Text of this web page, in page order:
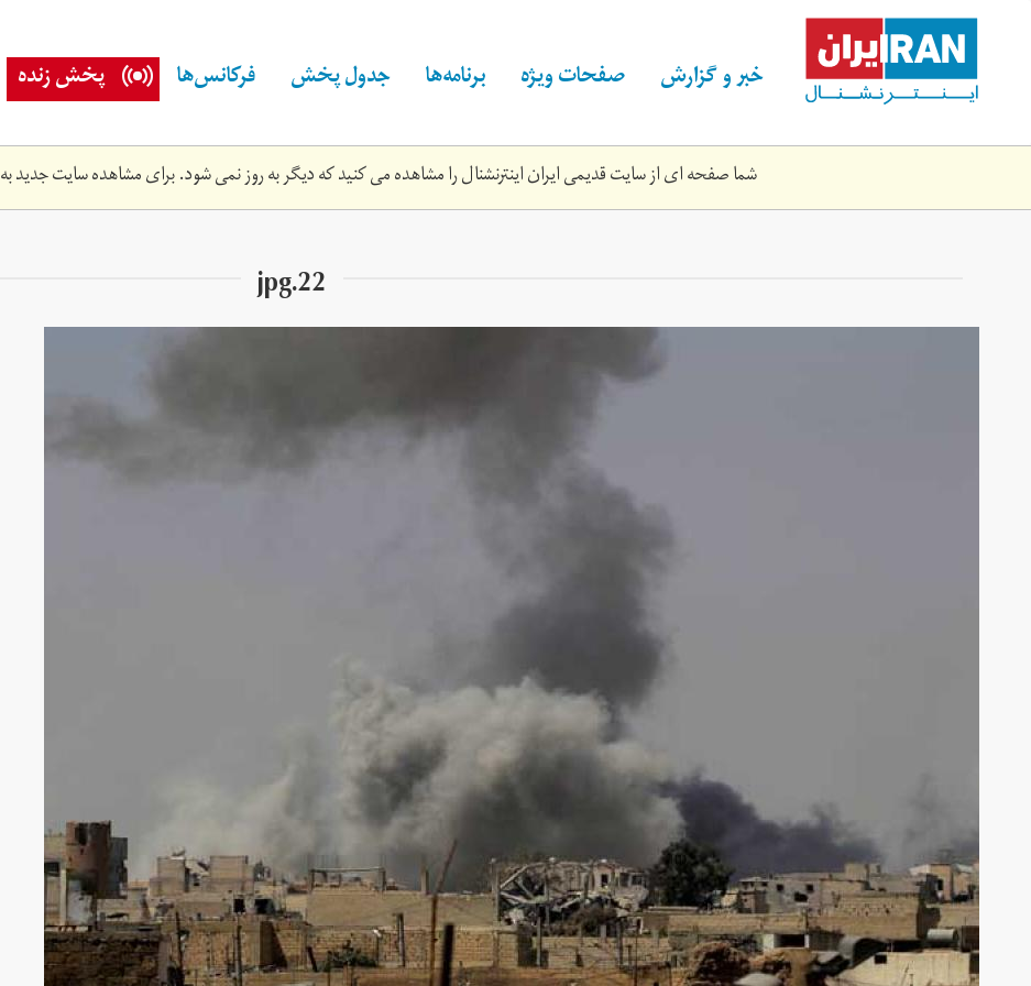
content خبر و گزارش صفحات ویژه برنامه‌ها جدول پخش فرکانس‌ها پخش زنده
شما صفحه ای از سایت قدیمی ایران اینترنشنال را مشاهده می کنید که دیگر به روز نمی شود. برای مشاهده سایت جدید به
22.jpg